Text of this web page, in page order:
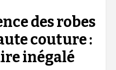
des robes
couture :
inégalé